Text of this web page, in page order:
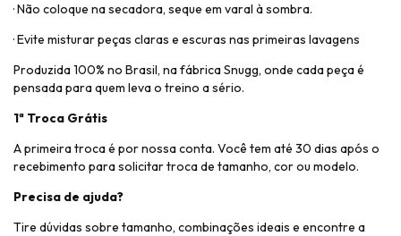
· Não coloque na secadora, seque em varal à sombra.
· Evite misturar peças claras e escuras nas primeiras lavagens
Produzida 100% no Brasil, na fábrica Snugg, onde cada peça é
pensada para quem leva o treino a sério.
1ª Troca Grátis
A primeira troca é por nossa conta. Você tem até 30 dias após o
recebimento para solicitar troca de tamanho, cor ou modelo.
Precisa de ajuda?
Tire dúvidas sobre tamanho, combinações ideais e encontre a